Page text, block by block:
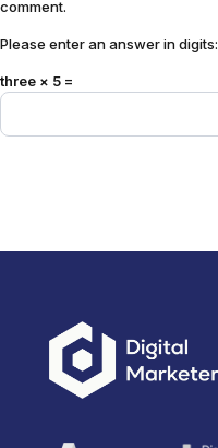
comment.
Please enter an answer in digits:
three × 5 =